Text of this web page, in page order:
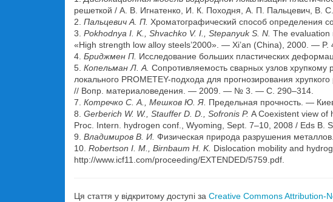
решеткой / А. В. Игнатенко, И. К. Походня, А. П. Пальцевич,
2. Пальцевич А. П. Хроматографический способ
3. Pokhodnya I. K., Shvachko V. I., Stepanyuk S. N. The evaluation
«High strength low alloy steels’2000». — Xi’an (China), 2000. — P.
4. Бриджмен П. Исследование больших пластических
5. Копельман Л. А. Сопротивляемость сварных узлов
локального PROMETEY-подхода для прогнозирования
// Вопр. материаловедения. — 2009. — № 3. — С. 290–314.
7. Котречко С. А., Мешков Ю. Я. Предельная прочность. —
8. Gerberich W. W., Stauffer D. D., Sofronis P. A Coexistent view of
Proc. Intern. hydrogen conf., Wyoming, Sept. 7–10, 2008 / Eds
9. Владимиров В. И. Физическая природа разрушения
10. Robertson I. M., Birnbaum H. K. Dislocation mobility and
http://www.icf11.com/proceeding/EXTENDED/5759.pdf.
Ця стаття у відкритому доступі за Creative Commons Attribution-